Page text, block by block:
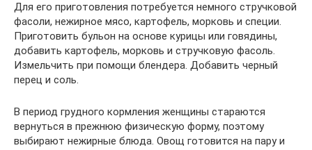
Для его приготовления потребуется немного стручковой
фасоли, нежирное мясо, картофель, морковь и специи.
Приготовить бульон на основе курицы или говядины,
добавить картофель, морковь и стручковую фасоль.
Измельчить при помощи блендера. Добавить черный
перец и соль.
В период грудного кормления женщины стараются
вернуться в прежнюю физическую форму, поэтому
выбирают нежирные блюда. Овощ готовится на пару и